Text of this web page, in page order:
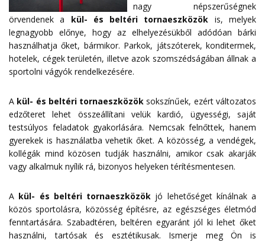
nagy népszerűségnek
örvendenek a kül- és beltéri tornaeszközök is, melyek
legnagyobb előnye, hogy az elhelyezésükből adódóan bárki
használhatja őket, bármikor. Parkok, játszóterek, konditermek,
hotelek, cégek területén, illetve azok szomszédságában állnak a
sportolni vágyók rendelkezésére.
A kül- és beltéri tornaeszközök sokszínűek, ezért változatos
edzőteret lehet összeállítani velük kardió, ügyességi, saját
testsúlyos feladatok gyakorlására. Nemcsak felnőttek, hanem
gyerekek is használatba vehetik őket. A közösség, a vendégek,
kollégák mind közösen tudják használni, amikor csak akarják
vagy alkalmuk nyílik rá, bizonyos helyeken térítésmentesen.
A kül- és beltéri tornaeszközök jó lehetőséget kínálnak a
közös sportolásra, közösség építésre, az egészséges életmód
fenntartására. Szabadtéren, beltéren egyaránt jól ki lehet őket
használni, tartósak és esztétikusak. Ismerje meg Ön is